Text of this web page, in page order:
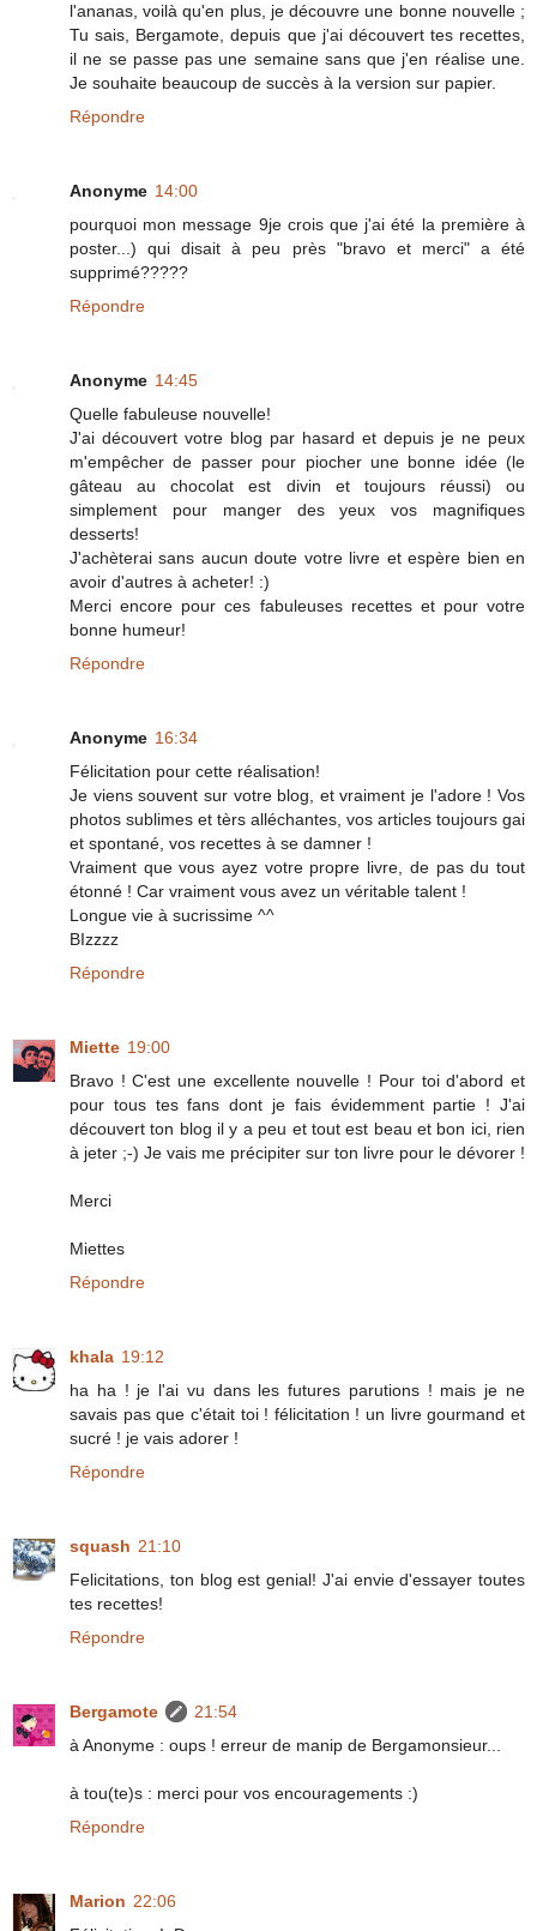
l'ananas, voilà qu'en plus, je découvre une bonne nouvelle ;
Tu sais, Bergamote, depuis que j'ai découvert tes recettes,
il ne se passe pas une semaine sans que j'en réalise une.
Je souhaite beaucoup de succès à la version sur papier.
Répondre
Anonyme 14:00
pourquoi mon message 9je crois que j'ai été la première à
poster...) qui disait à peu près "bravo et merci" a été
supprimé?????
Répondre
Anonyme 14:45
Quelle fabuleuse nouvelle!
J'ai découvert votre blog par hasard et depuis je ne peux
m'empêcher de passer pour piocher une bonne idée (le
gâteau au chocolat est divin et toujours réussi) ou
simplement pour manger des yeux vos magnifiques
desserts!
J'achèterai sans aucun doute votre livre et espère bien en
avoir d'autres à acheter! :)
Merci encore pour ces fabuleuses recettes et pour votre
bonne humeur!
Répondre
Anonyme 16:34
Félicitation pour cette réalisation!
Je viens souvent sur votre blog, et vraiment je l'adore ! Vos
photos sublimes et tèrs alléchantes, vos articles toujours gai
et spontané, vos recettes à se damner !
Vraiment que vous ayez votre propre livre, de pas du tout
étonné ! Car vraiment vous avez un véritable talent !
Longue vie à sucrissime ^^
BIzzzz
Répondre
Miette 19:00
Bravo ! C'est une excellente nouvelle ! Pour toi d'abord et
pour tous tes fans dont je fais évidemment partie ! J'ai
découvert ton blog il y a peu et tout est beau et bon ici, rien
à jeter ;-) Je vais me précipiter sur ton livre pour le dévorer !
Merci
Miettes
Répondre
khala 19:12
ha ha ! je l'ai vu dans les futures parutions ! mais je ne
savais pas que c'était toi ! félicitation ! un livre gourmand et
sucré ! je vais adorer !
Répondre
squash 21:10
Felicitations, ton blog est genial! J'ai envie d'essayer toutes
tes recettes!
Répondre
Bergamote
21:54
à Anonyme : oups ! erreur de manip de Bergamonsieur...
à tou(te)s : merci pour vos encouragements :)
Répondre
Marion 22:06